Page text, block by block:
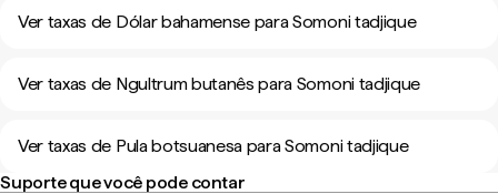
Ver taxas de Dólar bahamense para Somoni tadjique
Ver taxas de Ngultrum butanês para Somoni tadjique
Ver taxas de Pula botsuanesa para Somoni tadjique
Suporte que você pode contar